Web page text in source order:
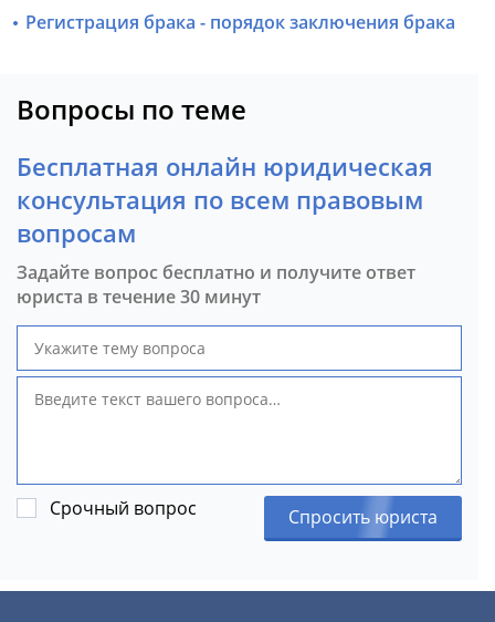
Регистрация брака - порядок заключения брака
Вопросы по теме
Бесплатная онлайн юридическая
консультация по всем правовым
вопросам
Задайте вопрос бесплатно и получите ответ
юриста в течение 30 минут
Срочный вопрос Спросить юриста